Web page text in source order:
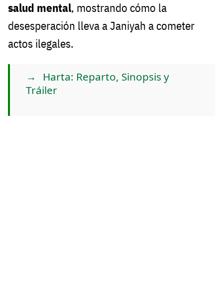
salud mental, mostrando cómo la
desesperación lleva a Janiyah a cometer
actos ilegales.
Harta: Reparto, Sinopsis y
Tráiler